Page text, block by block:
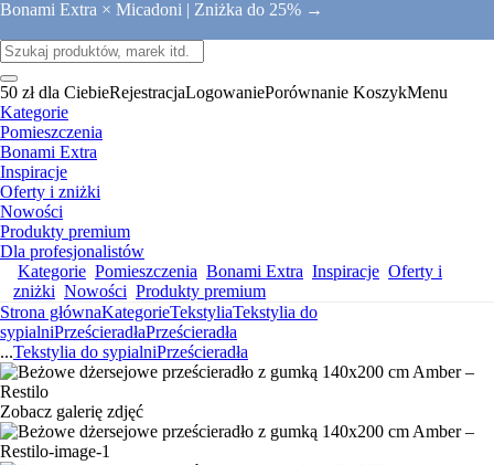
Bonami Extra × Micadoni | Zniżka do 25% →
50 zł dla CiebieRejestracjaLogowaniePorównanie KoszykMenu
Kategorie
Pomieszczenia
Bonami Extra
Inspiracje
Oferty i zniżki
Nowości
Produkty premium
Dla profesjonalistów
Kategorie Pomieszczenia Bonami Extra Inspiracje Oferty i
zniżki Nowości Produkty premium
Strona głównaKategorieTekstyliaTekstylia do
sypialniPrześcieradłaPrześcieradła
...Tekstylia do sypialniPrześcieradła
Zobacz galerię zdjęć